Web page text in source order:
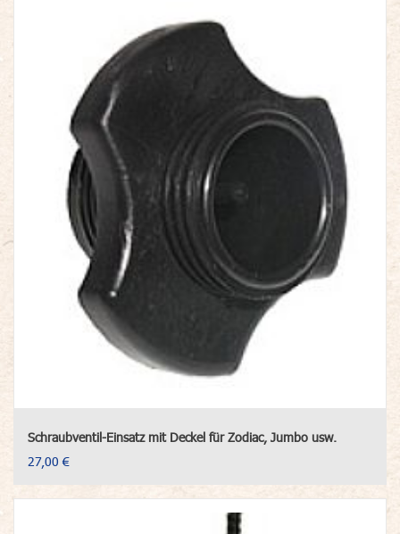
Schraubventil-Einsatz mit Deckel für Zodiac, Jumbo usw.
27,00 €